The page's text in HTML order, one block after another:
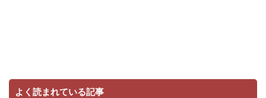
よく読まれている記事